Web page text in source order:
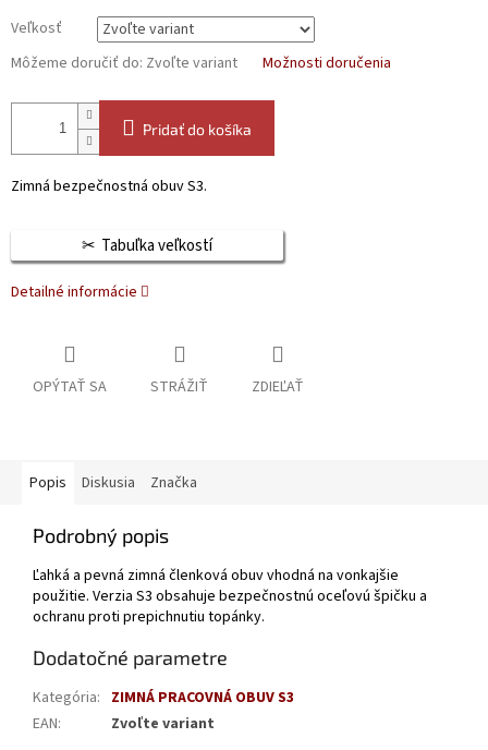
Veľkosť
Môžeme doručiť do: Zvoľte variant Možnosti doručenia
Pridať do košíka
Zimná bezpečnostná obuv S3.
Tabuľka veľkostí
Detailné informácie
OPÝTAŤ SA STRÁŽIŤ ZDIEĽAŤ
Popis Diskusia Značka
Podrobný popis
Ľahká a pevná zimná členková obuv vhodná na vonkajšie
použitie. Verzia S3 obsahuje bezpečnostnú oceľovú špičku a
ochranu proti prepichnutiu topánky.
Dodatočné parametre
Kategória: ZIMNÁ PRACOVNÁ OBUV S3
EAN: Zvoľte variant